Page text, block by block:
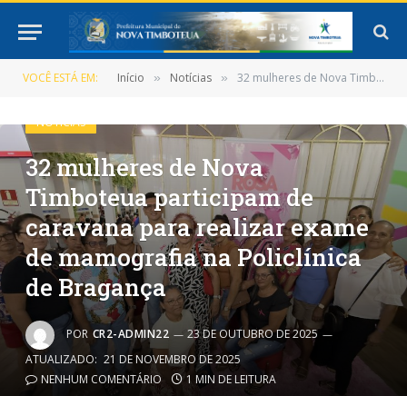
VOCÊ ESTÁ EM: Início » Notícias » 32 mulheres de Nova Timboteua participam de caravana para realizar exame de mamografia na Policlínica de Bragança
NOTÍCIAS
32 mulheres de Nova
Timboteua participam de
caravana para realizar exame
de mamografia na Policlínica
de Bragança
POR CR2-ADMIN22
23 DE OUTUBRO DE 2025
ATUALIZADO: 21 DE NOVEMBRO DE 2025
NENHUM COMENTÁRIO
1 MIN DE LEITURA